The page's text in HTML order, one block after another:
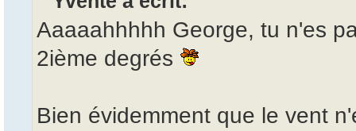
Aaaaahhhhh George, tu n'es
2ième degrés
Bien évidemment que le vent